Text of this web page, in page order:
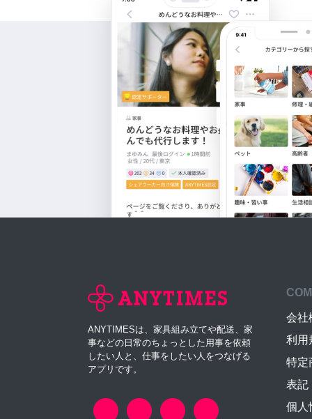
ANYTIMESは、家具組み立てや配送、家
事などの日常のちょっとした用事を依頼
したい人と、仕事をしたい人をつなげる
アプリです。
会社
利用
特定
表記
個人